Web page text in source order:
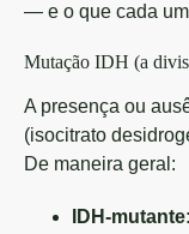
— e o que cada
Mutação IDH (a
A presença ou
(isocitrato
De maneira geral:
IDH-mutante: